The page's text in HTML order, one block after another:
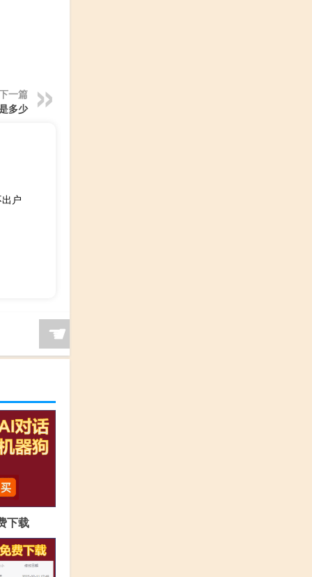
一篇
多少
户
☚
下载